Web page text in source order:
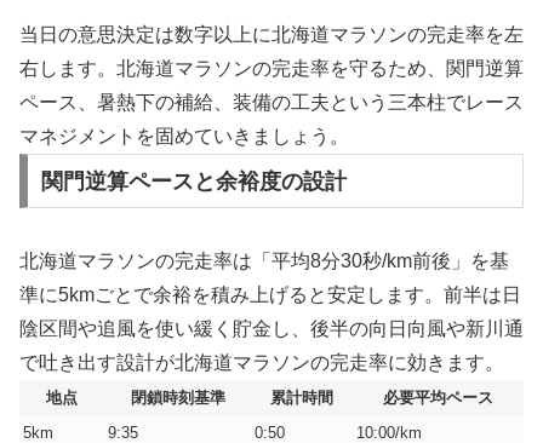
当日の意思決定は数字以上に北海道マラソンの完走率を左
右します。北海道マラソンの完走率を守るため、関門逆算
ペース、暑熱下の補給、装備の工夫という三本柱でレース
マネジメントを固めていきましょう。
関門逆算ペースと余裕度の設計
北海道マラソンの完走率は「平均8分30秒/km前後」を基
準に5kmごとで余裕を積み上げると安定します。前半は日
陰区間や追風を使い緩く貯金し、後半の向日向風や新川通
で吐き出す設計が北海道マラソンの完走率に効きます。
地点 閉鎖時刻基準 累計時間
必要平均ペース
5km
9:35 0:50
10:00/km